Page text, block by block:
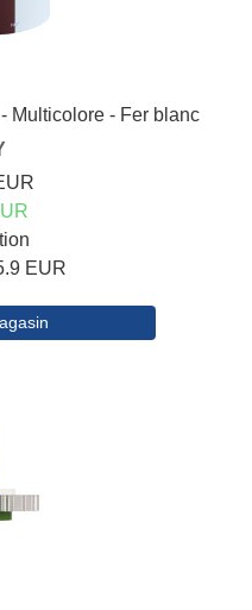
Multicolore - Fer blanc
EUR